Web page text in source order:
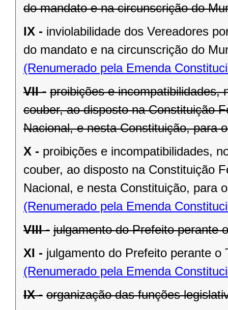
do mandato e na circunscrição do
IX - inviolabilidade dos Vereadores
do mandato e na circunscrição do
(Renumerado pela Emenda
VII - proibições e incompatibilidades,
couber, ao disposto na Constituição
Nacional, e nesta Constituição, para
X - proibições e incompatibilidades,
couber, ao disposto na Constituição
Nacional, e nesta Constituição, para
(Renumerado pela Emenda
VIII - julgamento do Prefeito perante
XI - julgamento do Prefeito perante o
(Renumerado pela Emenda
IX - organização das funções